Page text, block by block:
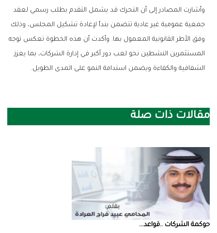
وأشارت المصادر إلى أن التحرك قد يشمل التقدم بطلب رسمي لعقد
جمعية عمومية غير عادية تتضمن بنداً لإعادة تشكيل المجلس، وذلك
وفق الأطر القانونية المعمول بها. وأكدت أن هذه الخطوة تعكس توجه
المستثمرين النشطين نحو لعب دور أكبر في إدارة الشركات، بما يعزز
الشفافية والكفاءة ويضمن استدامة النمو على المدى الطويل.
مقالات ذات صلة
حوكمة‭ ‬الشركات‭.. ‬قواعد‭ ...